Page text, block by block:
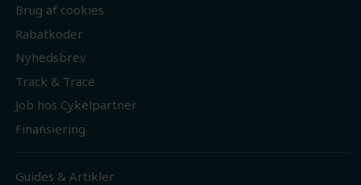
Brug af cookies
Rabatkoder
Nyhedsbrev
Track & Trace
Job hos Cykelpartner
Finansiering
Guides & Artikler